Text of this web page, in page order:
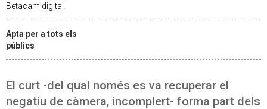
Betacam digital
Apta per a tots els
públics
El curt -del qual només es va recuperar el
negatiu de càmera, incomplert- forma part dels